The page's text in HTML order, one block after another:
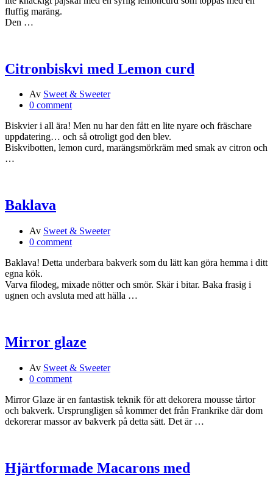
fluffig maräng.
Den …
Citronbiskvi med Lemon curd
Av Sweet & Sweeter
0 comment
Biskvier i all ära! Men nu har den fått en lite nyare och fräschare
uppdatering… och så otroligt god den blev.
Biskvibotten, lemon curd, marängsmörkräm med smak av citron och
…
Baklava
Av Sweet & Sweeter
0 comment
Baklava! Detta underbara bakverk som du lätt kan göra hemma i ditt
egna kök.
Varva filodeg, mixade nötter och smör. Skär i bitar. Baka frasig i
ugnen och avsluta med att hälla …
Mirror glaze
Av Sweet & Sweeter
0 comment
Mirror Glaze är en fantastisk teknik för att dekorera mousse tårtor
och bakverk. Ursprungligen så kommer det från Frankrike där dom
dekorerar massor av bakverk på detta sätt. Det är …
Hjärtformade Macarons med